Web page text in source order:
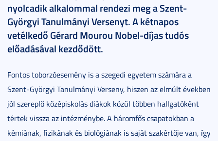
nyolcadik alkalommal rendezi meg a Szent-
Györgyi Tanulmányi Versenyt. A kétnapos
vetélkedő Gérard Mourou Nobel-díjas tudós
előadásával kezdődött.
Fontos toborzóesemény is a szegedi egyetem számára a
Szent-Györgyi Tanulmányi Verseny, hiszen az elmúlt években
jól szereplő középiskolás diákok közül többen hallgatóként
tértek vissza az intézménybe. A háromfős csapatokban a
kémiának, fizikának és biológiának is saját szakértője van, így